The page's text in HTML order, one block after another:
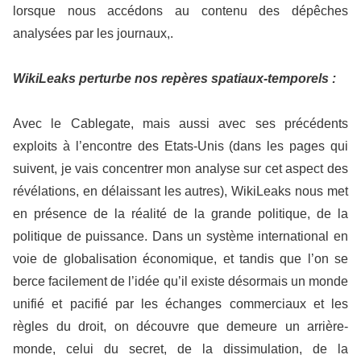
lorsque nous accédons au contenu des dépêches
analysées par les journaux,.
WikiLeaks perturbe nos repères spatiaux-temporels :
Avec le Cablegate, mais aussi avec ses précédents
exploits à l’encontre des Etats-Unis (dans les pages qui
suivent, je vais concentrer mon analyse sur cet aspect des
révélations, en délaissant les autres), WikiLeaks nous met
en présence de la réalité de la grande politique, de la
politique de puissance. Dans un système international en
voie de globalisation économique, et tandis que l’on se
berce facilement de l’idée qu’il existe désormais un monde
unifié et pacifié par les échanges commerciaux et les
règles du droit, on découvre que demeure un arrière-
monde, celui du secret, de la dissimulation, de la